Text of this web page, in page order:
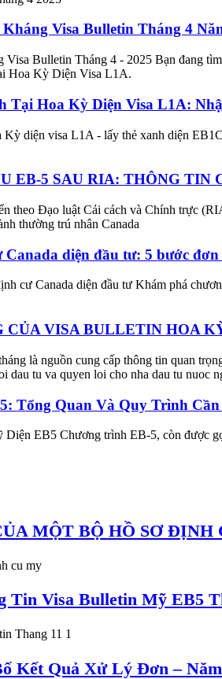
Visa Bulletin Tháng 4
Visa Bulletin Tháng 4 - 2025 Bạn đang
Tại Hoa Kỳ Diện Visa L1A:
diện visa L1A - lấy thẻ xanh diện
EB-5 SAU RIA: THÔNG
theo Đạo luật Cải cách và Chính trực
diện đầu tư: 5 bước
cư Canada diện đầu tư Khám phá
CỦA VISA BULLETIN HOA
là nguồn cung cấp thông tin quan
Tổng Quan Và Quy Trình Cần
EB5 Chương trình EB-5, còn được
MỘT BỘ HỒ SƠ
Tin Visa Bulletin Mỹ EB5
Kết Quả Xử Lý Đơn –